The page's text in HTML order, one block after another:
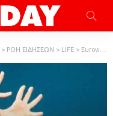
> ΡΟΗ ΕΙΔΗΣΕΩΝ > LIFE > Eurovision 2026: Αυτή είναι η σκηνική εμφάνιση της Ελλάδας – Όλες οι λεπτομέρειες